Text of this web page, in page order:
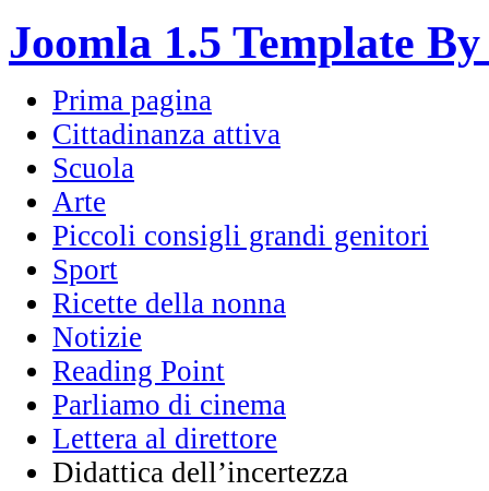
Joomla 1.5 Template
Prima pagina
Cittadinanza attiva
Scuola
Arte
Piccoli consigli grandi genitori
Sport
Ricette della nonna
Notizie
Reading Point
Parliamo di cinema
Lettera al direttore
Didattica dell’incertezza